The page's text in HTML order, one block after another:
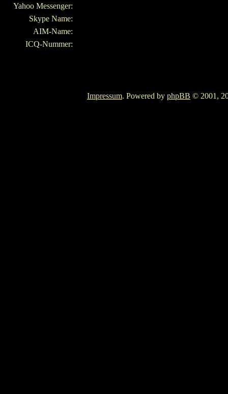
Yahoo Messenger:
Skype Name:
AIM-Name:
ICQ-Nummer:
Impressum. Powered by phpBB © 2001,